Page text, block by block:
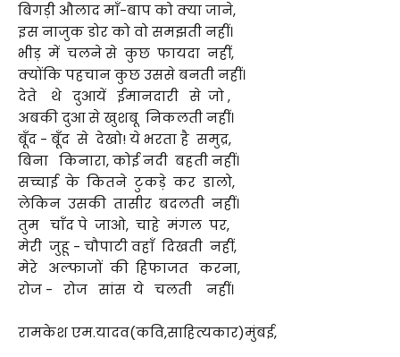
बिगड़ी औलाद माँ-बाप को क्या जाने,
इस नाजुक डोर को वो समझती नहीं।
भीड़ में चलने से कुछ फायदा नहीं,
क्योंकि पहचान कुछ उससे बनती नहीं।
देते थे दुआयें ईमानदारी से जो ,
अबकी दुआ से खुशबू निकलती नहीं।
बूँद - बूँद से देखो! ये भरता है समुद्र,
बिना किनारा, कोई नदी बहती नहीं।
सच्चाई के कितने टुकड़े कर डालो,
लेकिन उसकी तासीर बदलती नहीं।
तुम चाँद पे जाओ, चाहे मंगल पर,
मेरी जुहू - चौपाटी वहाँ दिखती नहीं,
मेरे अल्फाजों की हिफाजत करना,
रोज - रोज सांस ये चलती नहीं।
रामकेश एम.यादव(कवि,साहित्यकार)मुंबई,